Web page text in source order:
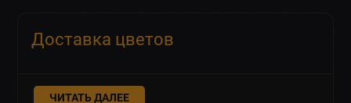
Доставка цветов
ЧИТАТЬ ДАЛЕЕ